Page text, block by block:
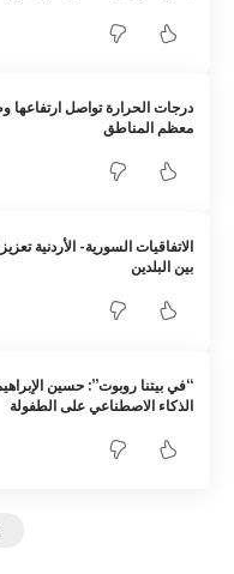
درجات الحرارة تواصل
معظم المناطق
الاتفاقيات السورية- الأردنية
بين البلدين
“في بيتنا روبوت”: حسين
الذكاء الاصطناعي على الطفولة